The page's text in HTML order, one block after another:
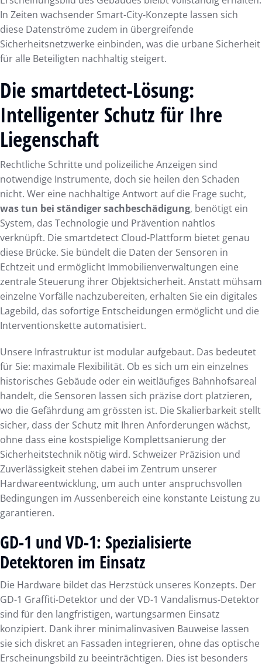
In Zeiten wachsender Smart-City-Konzepte lassen sich
diese Datenströme zudem in übergreifende
Sicherheitsnetzwerke einbinden, was die urbane Sicherheit
für alle Beteiligten nachhaltig steigert.
Die smartdetect-Lösung:
Intelligenter Schutz für Ihre
Liegenschaft
Rechtliche Schritte und polizeiliche Anzeigen sind
notwendige Instrumente, doch sie heilen den Schaden
nicht. Wer eine nachhaltige Antwort auf die Frage sucht,
was tun bei ständiger sachbeschädigung, benötigt ein
System, das Technologie und Prävention nahtlos
verknüpft. Die smartdetect Cloud-Plattform bietet genau
diese Brücke. Sie bündelt die Daten der Sensoren in
Echtzeit und ermöglicht Immobilienverwaltungen eine
zentrale Steuerung ihrer Objektsicherheit. Anstatt mühsam
einzelne Vorfälle nachzubereiten, erhalten Sie ein digitales
Lagebild, das sofortige Entscheidungen ermöglicht und die
Interventionskette automatisiert.
Unsere Infrastruktur ist modular aufgebaut. Das bedeutet
für Sie: maximale Flexibilität. Ob es sich um ein einzelnes
historisches Gebäude oder ein weitläufiges Bahnhofsareal
handelt, die Sensoren lassen sich präzise dort platzieren,
wo die Gefährdung am grössten ist. Die Skalierbarkeit stellt
sicher, dass der Schutz mit Ihren Anforderungen wächst,
ohne dass eine kostspielige Komplettsanierung der
Sicherheitstechnik nötig wird. Schweizer Präzision und
Zuverlässigkeit stehen dabei im Zentrum unserer
Hardwareentwicklung, um auch unter anspruchsvollen
Bedingungen im Aussenbereich eine konstante Leistung zu
garantieren.
GD-1 und VD-1: Spezialisierte
Detektoren im Einsatz
Die Hardware bildet das Herzstück unseres Konzepts. Der
GD-1 Graffiti-Detektor und der VD-1 Vandalismus-Detektor
sind für den langfristigen, wartungsarmen Einsatz
konzipiert. Dank ihrer minimalinvasiven Bauweise lassen
sie sich diskret an Fassaden integrieren, ohne das optische
Erscheinungsbild zu beeinträchtigen. Dies ist besonders